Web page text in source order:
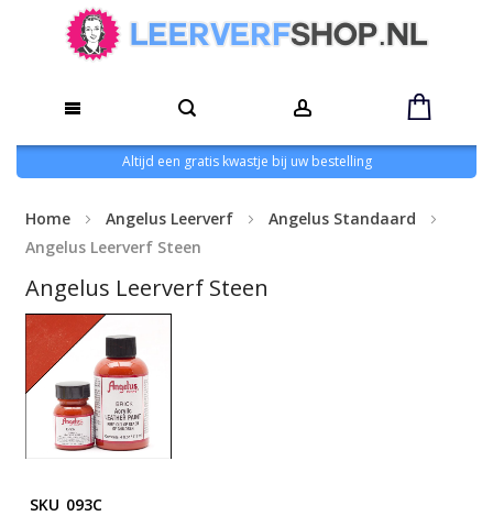
Altijd een gratis kwastje bij uw bestelling
Home Angelus Leerverf
Angelus Standaard
Angelus Leerverf Steen
Angelus Leerverf Steen
Ga
naar
het
einde
gallerij
naar
SKU 093C